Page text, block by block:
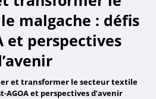
malgache : défis
et perspectives
et transformer le secteur textile
AGOA et perspectives d’avenir